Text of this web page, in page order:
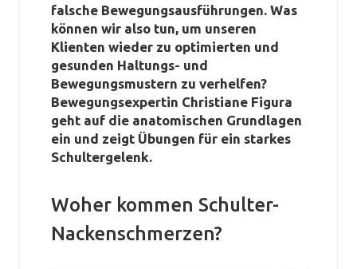
falsche Bewegungsausführungen. Was
können wir also tun, um unseren
Klienten wieder zu optimierten und
gesunden Haltungs- und
Bewegungsmustern zu verhelfen?
Bewegungsexpertin Christiane Figura
geht auf die anatomischen Grundlagen
ein und zeigt Übungen für ein starkes
Schultergelenk.
Woher kommen Schulter-
Nackenschmerzen?